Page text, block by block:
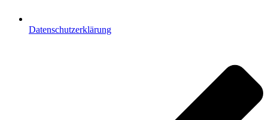
Datenschutzerklärung